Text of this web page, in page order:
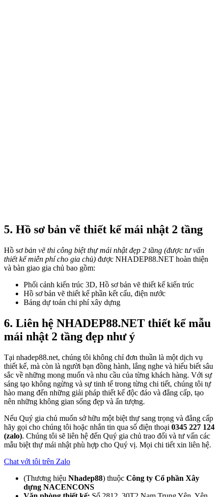
5. Hồ sơ bản vẽ thiết kế mái nhật 2 tầng
Hồ sơbản vẽ thi công biệt thự mái nhật đẹp 2 tầng (được tư vấn
thiết kế miễn phí cho gia chủ) được NHADEP88.NET hoàn thiện
và bàn giao gia chủ bao gồm:
Phối cảnh kiến trúc 3D, Hồ sơ bản vẽ thiết kế kiến trúc
Hồ sơ bản vẽ thiết kế phần kết cấu, điện nước
Bảng dự toán chi phí xây dựng
6. Liên hệ NHADEP88.NET thiết kế mẫu
mái nhật 2 tầng đẹp như ý
Tại nhadep88.net, chúng tôi không chỉ đơn thuần là một dịch vụ
thiết kế, mà còn là người bạn đồng hành, lắng nghe và hiểu biết sâu
sắc về những mong muốn và nhu cầu của từng khách hàng. Với sự
sáng tạo không ngừng và sự tinh tế trong từng chi tiết, chúng tôi tự
hào mang đến những giải pháp thiết kế độc đáo và đẳng cấp, tạo
nên những không gian sống đẹp và ấn tượng.
Nếu Quý gia chủ muốn sở hữu một biệt thự sang trọng và đẳng cấp
hãy gọi cho chúng tôi hoặc nhắn tin qua số điện thoại 0345 227 124
(zalo). Chúng tôi sẽ liên hệ đến Quý gia chủ trao đổi và tư vấn các
mẫu biệt thự mái nhật phù hợp cho Quý vị. Mọi chi tiết xin liên hệ.
Chat với tôi trên Zalo
(Thương hiệu Nhadep88) thuộc Công ty Cổ phần Xây
dựng NACENCONS